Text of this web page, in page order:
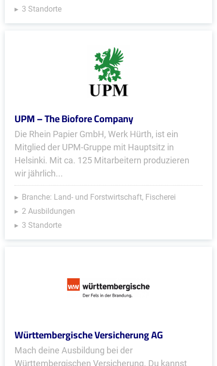
3 Standorte
UPM – The Biofore Company
Die Rhein Papier GmbH, Werk Hürth, ist ein
Mitglied der UPM-Gruppe mit Hauptsitz in
Helsinki. Mit ca. 125 Mitarbeitern produ­zieren
wir jährlich...
Branche: Land- und Forstwirtschaft, Fischerei
2 Ausbildungen
3 Standorte
Württembergische Versicherung AG
Mach deine Ausbildung bei der
Württembergischen Versicherung. Du kannst